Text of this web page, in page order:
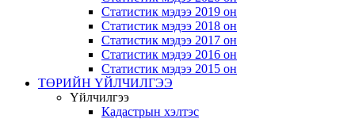
Статистик мэдээ 2019 он
Статистик мэдээ 2018 он
Статистик мэдээ 2017 он
Статистик мэдээ 2016 он
Статистик мэдээ 2015 он
ТӨРИЙН ҮЙЛЧИЛГЭЭ
Үйлчилгээ
Кадастрын хэлтэс